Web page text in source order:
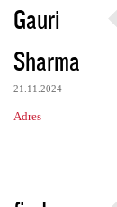
Gauri
Sharma
21.11.2024
Adres